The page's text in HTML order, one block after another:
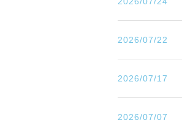
2026/07/22
2026/07/17
2026/07/07